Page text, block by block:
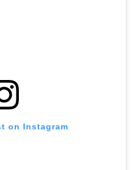
on Instagram